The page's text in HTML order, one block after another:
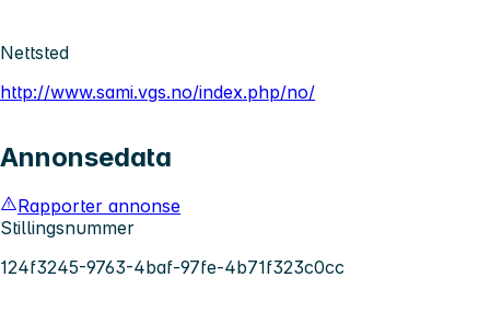
Nettsted
http://www.sami.vgs.no/index.php/no/
Annonsedata
Rapporter annonse
Stillingsnummer
124f3245-9763-4baf-97fe-4b71f323c0cc